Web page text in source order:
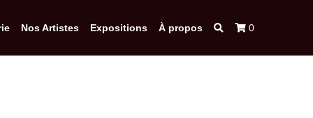
Nos Artistes Expositions À propos 0